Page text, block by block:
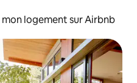
logement sur Airbnb